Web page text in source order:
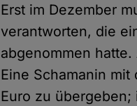
Erst im Dezember
verantworten, die
abgenommen
Eine Schamanin
Euro zu